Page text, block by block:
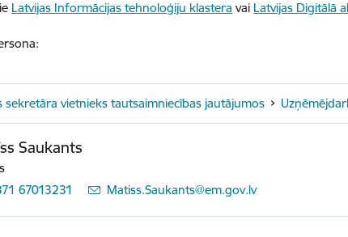
Latvijas Informācijas tehnoloģiju klastera vai Latvijas Digitālā
sekretāra vietnieks tautsaimniecības jautājumos
Saukants
67013231
E-pasts:
Matiss.Saukants@em.gov.lv